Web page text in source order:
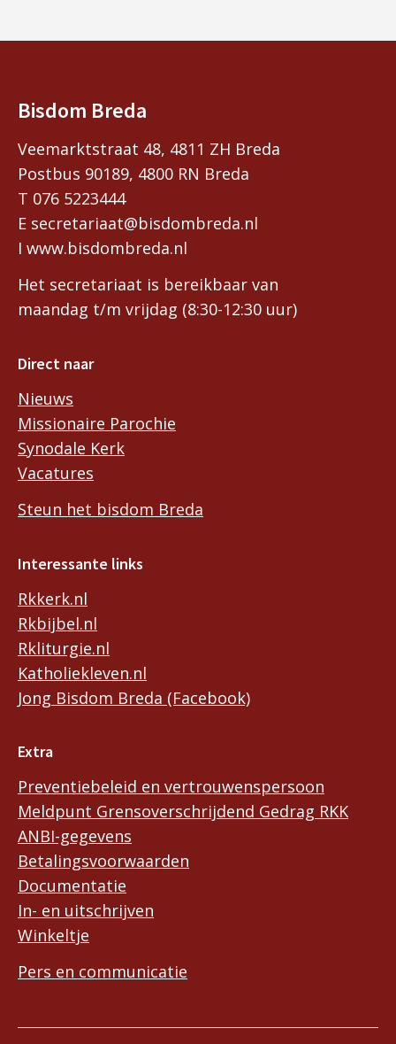
Bisdom Breda
Veemarktstraat 48, 4811 ZH Breda
Postbus 90189, 4800 RN Breda
T 076 5223444
E secretariaat@bisdombreda.nl
I www.bisdombreda.nl
Het secretariaat is bereikbaar van
maandag t/m vrijdag (8:30-12:30 uur)
Direct naar
Nieuws
Missionaire Parochie
Synodale Kerk
Vacatures
Steun het bisdom Breda
Interessante links
Rkkerk.nl
Rkbijbel.nl
Rkliturgie.nl
Katholiekleven.nl
Jong Bisdom Breda (Facebook)
Extra
Preventiebeleid en vertrouwenspersoon
Meldpunt Grensoverschrijdend Gedrag RKK
ANBI-gegevens
Betalingsvoorwaarden
Documentatie
In- en uitschrijven
Winkeltje
Pers en communicatie